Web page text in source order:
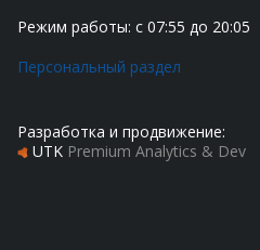
Режим работы: с 07:55 до 20:05
Персональный раздел
Разработка и продвижение:
UTK Premium Analytics & Dev